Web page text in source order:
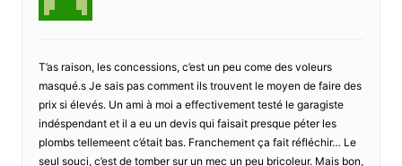
T’as raison, les concessions, c’est un peu come des voleurs
masqué.s Je sais pas comment ils trouvent le moyen de faire des
prix si élevés. Un ami à moi a effectivement testé le garagiste
indéspendant et il a eu un devis qui faisait presque péter les
plombs tellemeent c’était bas. Franchement ça fait réfléchir… Le
seul souci, c’est de tomber sur un mec un peu bricoleur. Mais bon,